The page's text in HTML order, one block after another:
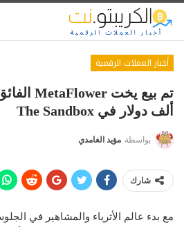
أخبار العملات الرقمية
ألف دولار في The Sandbox
بواسطة مؤيد الغامدي
شارك